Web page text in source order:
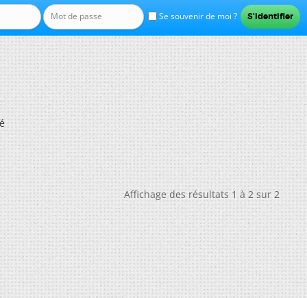
Se souvenir de moi ?
Affichage des résultats 1 à 2 sur 2